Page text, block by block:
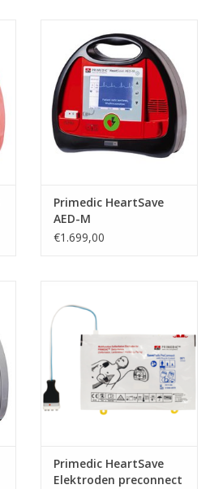
Primedic HeartSave
AED-M
€1.699,00
Primedic HeartSave
Elektroden preconnect